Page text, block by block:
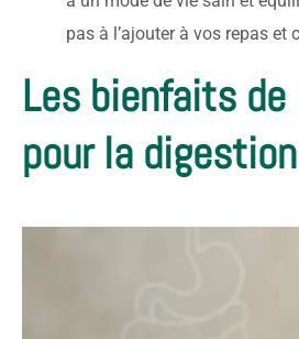
pas à l’ajouter à vos repas et
Les bienfaits de
pour la digestion